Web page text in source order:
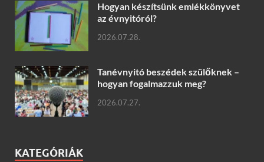
Hogyan készítsünk emlékkönyvet
az évnyitóról?
2026.07.28.
Tanévnyitó beszédek szülőknek –
hogyan fogalmazzuk meg?
2026.07.27.
KATEGÓRIÁK